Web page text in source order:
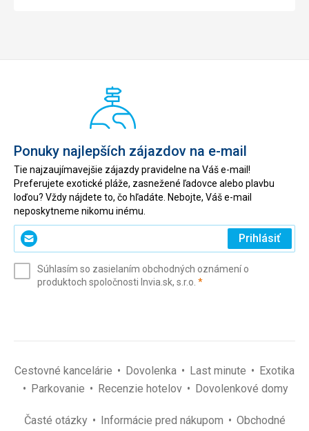
Ponuky najlepších zájazdov na e-mail
Tie najzaujímavejšie zájazdy pravidelne na Váš e-mail!
Preferujete exotické pláže, zasnežené ľadovce alebo plavbu
loďou? Vždy nájdete to, čo hľadáte. Nebojte, Váš e-mail
neposkytneme nikomu inému.
Zadajte
svoj
(povinné)
Prihlásiť
Súhlasím so zasielaním obchodných oznámení o
produktoch spoločnosti Invia.sk, s.r.o. *(povinné)
Cestovné kancelárie Dovolenka Last minute
Exotika
Parkovanie
Recenzie hotelov Dovolenkové domy
Časté otázky Informácie pred nákupom
Obchodné